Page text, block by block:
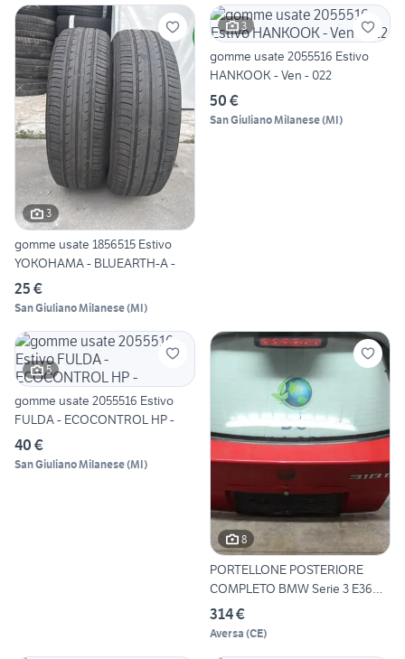
3
gomme usate 1856515 Estivo
YOKOHAMA - BLUEARTH-A -
25 €
San Giuliano Milanese(MI)
3
gomme usate 2055516 Estivo
HANKOOK - Ven - 022
50 €
San Giuliano Milanese(MI)
5
gomme usate 2055516 Estivo
FULDA - ECOCONTROL HP -
40 €
San Giuliano Milanese(MI)
8
PORTELLONE POSTERIORE
COMPLETO BMW Serie 3 E36
Ber
314 €
Aversa (CE)